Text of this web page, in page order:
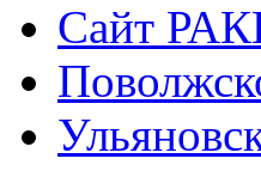
Сайт